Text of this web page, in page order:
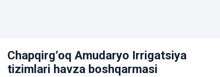
Chapqirg‘oq Amudaryo Irrigatsiya
tizimlari havza boshqarmasi